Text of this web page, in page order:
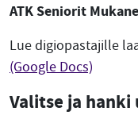
ATK Seniorit
Lue digiopastajille
(Google Docs)
Valitse ja hanki